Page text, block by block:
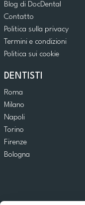
Blog di DocDental
Contatto
Politica sulla privacy
Termini e condizioni
Politica sui cookie
DENTISTI
Roma
Milano
Napoli
Torino
Firenze
Bologna